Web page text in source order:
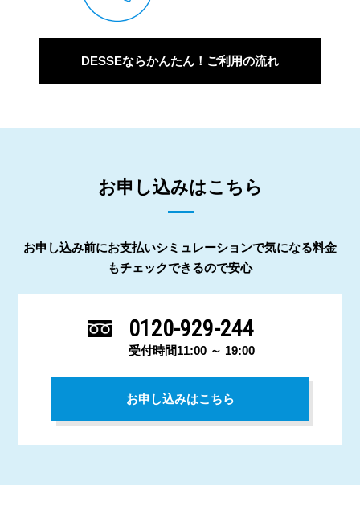
DESSEならかんたん！ご利用の流れ
お申し込みはこちら
お申し込み前にお支払いシミュレーションで気になる料金
もチェックできるので安心
0120-929-244
受付時間11:00 ～ 19:00
お申し込みはこちら